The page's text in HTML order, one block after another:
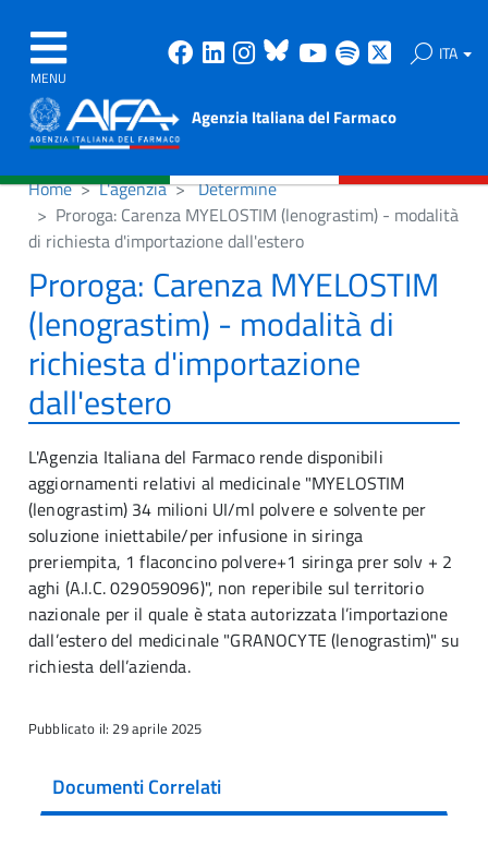
MENU
Facebook
Linkedin
Instagram
Bluesky
Youtube
Spotify ITA
Agenzia Italiana del Farmaco
Home L'agenzia
Determine
Proroga: Carenza MYELOSTIM (lenograstim) - modalità
di richiesta d'importazione dall'estero
Proroga: Carenza MYELOSTIM
(lenograstim) - modalità di
richiesta d'importazione
dall'estero
L'Agenzia Italiana del Farmaco rende disponibili
aggiornamenti relativi al medicinale "MYELOSTIM
(lenograstim) 34 milioni UI/ml polvere e solvente per
soluzione iniettabile/per infusione in siringa
preriempita, 1 flaconcino polvere+1 siringa prer solv + 2
aghi (A.I.C. 029059096)", non reperibile sul territorio
nazionale per il quale è stata autorizzata l’importazione
dall’estero del medicinale "GRANOCYTE (lenograstim)" su
richiesta dell’azienda.
Pubblicato il: 29 aprile 2025
Documenti Correlati